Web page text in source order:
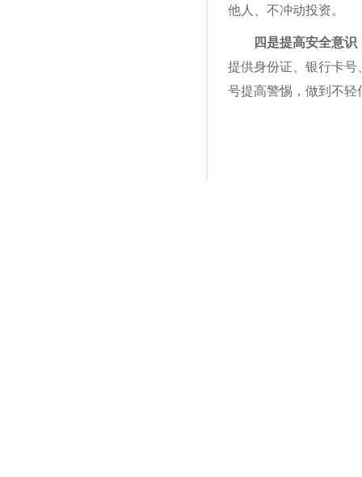
他人、不冲动投资。
四是提高安全意
提供身份证、银行卡
号提高警惕，做到不